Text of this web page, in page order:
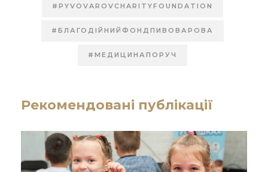
#PYVOVAROVCHARITYFOUNDATION
#БЛАГОДІЙНИЙФОНДПИВОВАРОВА
#МЕДИЦИНАПОРУЧ
Рекомендовані публікації